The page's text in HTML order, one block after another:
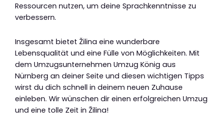
Ressourcen nutzen, um deine Sprachkenntnisse zu
verbessern.
Insgesamt bietet Žilina eine wunderbare
Lebensqualität und eine Fülle von Möglichkeiten. Mit
dem Umzugsunternehmen Umzug König aus
Nürnberg an deiner Seite und diesen wichtigen Tipps
wirst du dich schnell in deinem neuen Zuhause
einleben. Wir wünschen dir einen erfolgreichen Umzug
und eine tolle Zeit in Žilina!